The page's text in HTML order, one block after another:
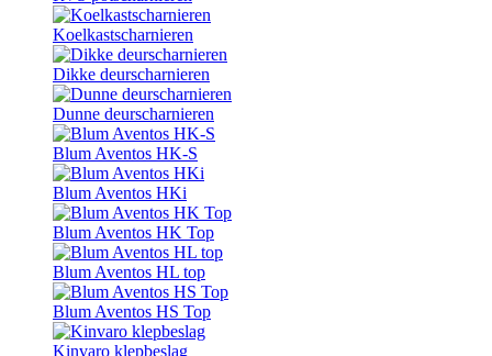
Koelkastscharnieren
Dikke deurscharnieren
Dunne deurscharnieren
Blum Aventos HK-S
Blum Aventos HKi
Blum Aventos HK Top
Blum Aventos HL top
Blum Aventos HS Top
Kinvaro klepbeslag